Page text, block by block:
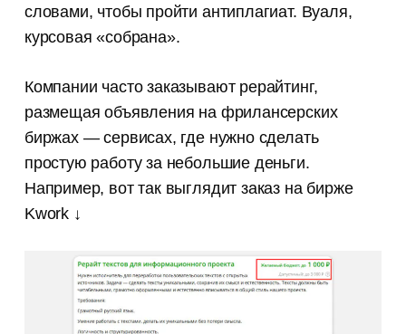
словами, чтобы пройти антиплагиат. Вуаля,
курсовая «собрана».
Компании часто заказывают рерайтинг,
размещая объявления на фрилансерских
биржах — сервисах, где нужно сделать
простую работу за небольшие деньги.
Например, вот так выглядит заказ на бирже
Kwork ↓